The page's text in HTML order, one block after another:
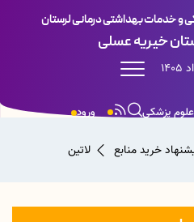
و خدمات بهداشتی درمانی لرستان
خیریه عسلی
ورود پزشکی
خرید منابع لاتین